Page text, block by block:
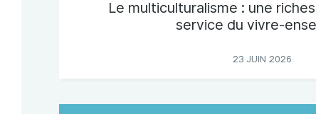
Le multiculturalisme : une
service du vivre-
23 JUIN 2026